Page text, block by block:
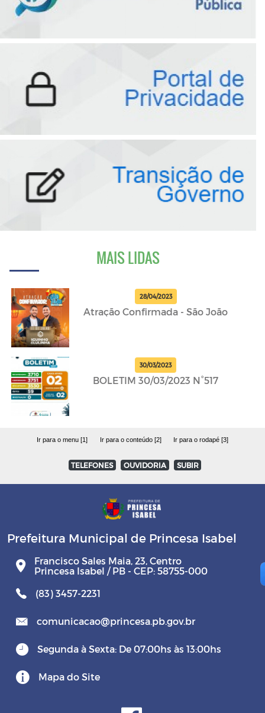
MAIS LIDAS
28/04/2023
Atração Confirmada - São João
30/03/2023
BOLETIM 30/03/2023 N°517
Ir para o menu [1] Ir para o conteúdo [2] Ir para o rodapé [3]
TELEFONES OUVIDORIA SUBIR
Prefeitura Municipal de Princesa Isabel
Francisco Sales Maia, 23, Centro
Princesa Isabel / PB - CEP: 58755-000
(83) 3457-2231
comunicacao@princesa.pb.gov.br
Segunda à Sexta: De 07:00hs às 13:00hs
Mapa do Site